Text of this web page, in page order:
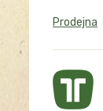
Prodejna